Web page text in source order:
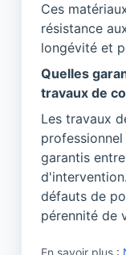
Ces
résistance
longévité et
Quelles
travaux de
Les travaux
garantis
défauts de
pérennité de
En savoir plus :